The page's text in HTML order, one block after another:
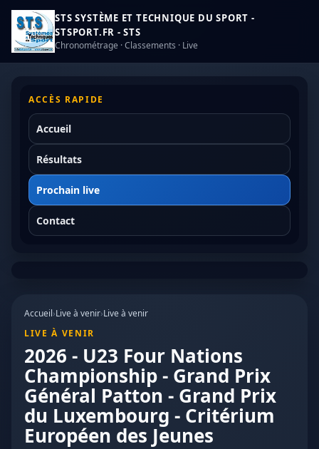
STS SYSTÈME ET TECHNIQUE DU SPORT -
STSPORT.FR - STS
Chronométrage · Classements · Live
ACCÈS RAPIDE
Accueil
Résultats
Prochain live
Contact
Accueil›Live à venir›Live à venir
LIVE À VENIR
2026 - U23 Four Nations
Championship - Grand Prix
Général Patton - Grand Prix
du Luxembourg - Critérium
Européen des Jeunes